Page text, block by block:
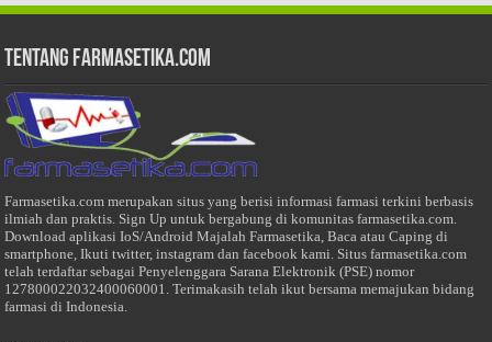
Tentang Farmasetika.com
Farmasetika.com merupakan situs yang berisi informasi farmasi terkini berbasis
ilmiah dan praktis. Sign Up untuk bergabung di komunitas farmasetika.com.
Download aplikasi IoS/Android Majalah Farmasetika, Baca atau Caping di
smartphone, Ikuti twitter, instagram dan facebook kami. Situs farmasetika.com
telah terdaftar sebagai Penyelenggara Sarana Elektronik (PSE) nomor
127800022032400060001. Terimakasih telah ikut bersama memajukan bidang
farmasi di Indonesia.